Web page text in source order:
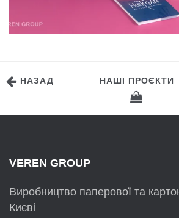
НАЗАД НАШІ ПРОЄКТИ
VEREN GROUP
Виробництво паперової та
Києві